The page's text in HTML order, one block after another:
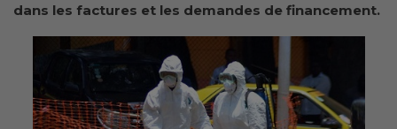
dans les factures et les demandes de financement.